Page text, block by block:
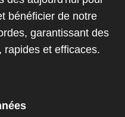
bénéficier de notre
garantissant des
rapides et efficaces.